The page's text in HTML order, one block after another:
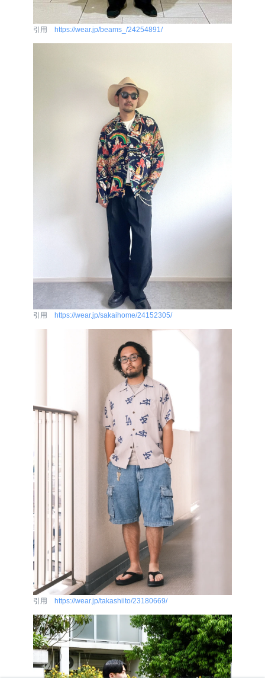
引用 https://wear.jp/beams_/24254891/
引用 https://wear.jp/sakaihome/24152305/
引用 https://wear.jp/takashiito/23180669/